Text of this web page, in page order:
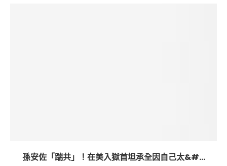
孫安佐「踹共」！在美入獄首坦承全因自己太&#...